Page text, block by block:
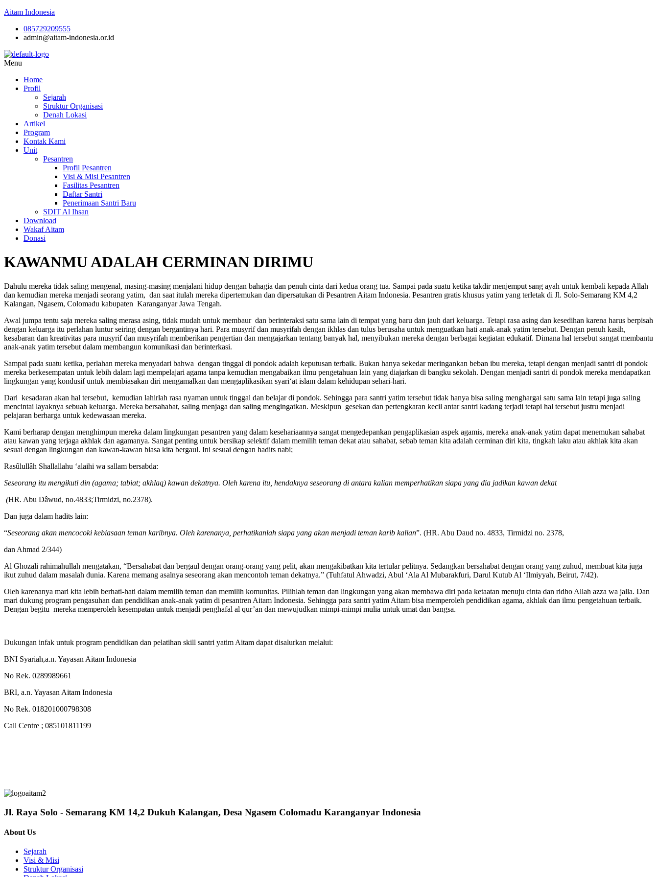
Aitam Indonesia
085729209555
admin@aitam-indonesia.or.id
Menu
Home
Profil
Sejarah
Struktur Organisasi
Denah Lokasi
Artikel
Program
Kontak Kami
Unit
Pesantren
Profil Pesantren
Visi & Misi Pesantren
Fasilitas Pesantren
Daftar Santri
Penerimaan Santri Baru
SDIT Al Ihsan
Download
Wakaf Aitam
Donasi
KAWANMU ADALAH CERMINAN DIRIMU
Dahulu mereka tidak saling mengenal, masing-masing menjalani hidup dengan bahagia dan penuh cinta dari kedua orang tua. Sampai pada suatu ketika takdir menjemput sang ayah untuk kembali kepada Allah
dan kemudian mereka menjadi seorang yatim, dan saat itulah mereka dipertemukan dan dipersatukan di Pesantren Aitam Indonesia. Pesantren gratis khusus yatim yang terletak di Jl. Solo-Semarang KM 4,2
Kalangan, Ngasem, Colomadu kabupaten Karanganyar Jawa Tengah.
Awal jumpa tentu saja mereka saling merasa asing, tidak mudah untuk membaur dan berinteraksi satu sama lain di tempat yang baru dan jauh dari keluarga. Tetapi rasa asing dan kesedihan karena harus berpisah
dengan keluarga itu perlahan luntur seiring dengan bergantinya hari. Para musyrif dan musyrifah dengan ikhlas dan tulus berusaha untuk menguatkan hati anak-anak yatim tersebut. Dengan penuh kasih,
kesabaran dan kreativitas para musyrif dan musyrifah memberikan pengertian dan mengajarkan tentang banyak hal, menyibukan mereka dengan berbagai kegiatan edukatif. Dimana hal tersebut sangat membantu
anak-anak yatim tersebut dalam membangun komunikasi dan berinterkasi.
Sampai pada suatu ketika, perlahan mereka menyadari bahwa dengan tinggal di pondok adalah keputusan terbaik. Bukan hanya sekedar meringankan beban ibu mereka, tetapi dengan menjadi santri di pondok
mereka berkesempatan untuk lebih dalam lagi mempelajari agama tanpa kemudian mengabaikan ilmu pengetahuan lain yang diajarkan di bangku sekolah. Dengan menjadi santri di pondok mereka mendapatkan
lingkungan yang kondusif untuk membiasakan diri mengamalkan dan mengaplikasikan syari‘at islam dalam kehidupan sehari-hari.
Dari kesadaran akan hal tersebut, kemudian lahirlah rasa nyaman untuk tinggal dan belajar di pondok. Sehingga para santri yatim tersebut tidak hanya bisa saling menghargai satu sama lain tetapi juga saling
mencintai layaknya sebuah keluarga. Mereka bersahabat, saling menjaga dan saling mengingatkan. Meskipun gesekan dan pertengkaran kecil antar santri kadang terjadi tetapi hal tersebut justru menjadi
pelajaran berharga untuk kedewasaan mereka.
Kami berharap dengan menghimpun mereka dalam lingkungan pesantren yang dalam kesehariaannya sangat mengedepankan pengaplikasian aspek agamis, mereka anak-anak yatim dapat menemukan sahabat
atau kawan yang terjaga akhlak dan agamanya. Sangat penting untuk bersikap selektif dalam memilih teman dekat atau sahabat, sebab teman kita adalah cerminan diri kita, tingkah laku atau akhlak kita akan
sesuai dengan lingkungan dan kawan-kawan biasa kita bergaul. Ini sesuai dengan hadits nabi;
Rasûlullâh Shallallahu ‘alaihi wa sallam bersabda:
Seseorang itu mengikuti din (agama; tabiat; akhlaq) kawan dekatnya. Oleh karena itu, hendaknya seseorang di antara kalian memperhatikan siapa yang dia jadikan kawan dekat
(HR. Abu Dâwud, no.4833;Tirmidzi, no.2378).
Dan juga dalam hadits lain:
“Seseorang akan mencocoki kebiasaan teman karibnya. Oleh karenanya, perhatikanlah siapa yang akan menjadi teman karib kalian”. (HR. Abu Daud no. 4833, Tirmidzi no. 2378,
dan Ahmad 2/344)
Al Ghozali rahimahullah mengatakan, “Bersahabat dan bergaul dengan orang-orang yang pelit, akan mengakibatkan kita tertular pelitnya. Sedangkan bersahabat dengan orang yang zuhud, membuat kita juga
ikut zuhud dalam masalah dunia. Karena memang asalnya seseorang akan mencontoh teman dekatnya.” (Tuhfatul Ahwadzi, Abul ‘Ala Al Mubarakfuri, Darul Kutub Al ‘Ilmiyyah, Beirut, 7/42).
Oleh karenanya mari kita lebih berhati-hati dalam memilih teman dan memilih komunitas. Pilihlah teman dan lingkungan yang akan membawa diri pada ketaatan menuju cinta dan ridho Allah azza wa jalla. Dan
mari dukung program pengasuhan dan pendidikan anak-anak yatim di pesantren Aitam Indonesia. Sehingga para santri yatim Aitam bisa memperoleh pendidikan agama, akhlak dan ilmu pengetahuan terbaik.
Dengan begitu mereka memperoleh kesempatan untuk menjadi penghafal al qur’an dan mewujudkan mimpi-mimpi mulia untuk umat dan bangsa.
Dukungan infak untuk program pendidikan dan pelatihan skill santri yatim Aitam dapat disalurkan melalui:
BNI Syariah,a.n. Yayasan Aitam Indonesia
No Rek. 0289989661
BRI, a.n. Yayasan Aitam Indonesia
No Rek. 018201000798308
Call Centre ; 085101811199
Jl. Raya Solo - Semarang KM 14,2 Dukuh Kalangan, Desa Ngasem Colomadu Karanganyar Indonesia
About Us
Sejarah
Visi & Misi
Struktur Organisasi